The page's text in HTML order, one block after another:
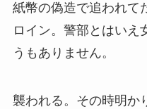
紙幣の偽造で追われて
ロイン。警部とはいえ
うもありません。
襲われる。その時明か